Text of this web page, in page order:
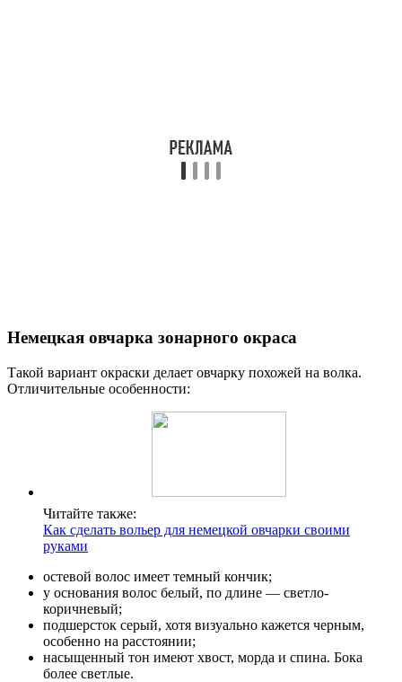
Немецкая овчарка зонарного окраса
Такой вариант окраски делает овчарку похожей на волка.
Отличительные особенности:
Читайте также:
Как сделать вольер для немецкой овчарки своими
руками
остевой волос имеет темный кончик;
у основания волос белый, по длине — светло-
коричневый;
подшерсток серый, хотя визуально кажется черным,
особенно на расстоянии;
насыщенный тон имеют хвост, морда и спина. Бока
более светлые.